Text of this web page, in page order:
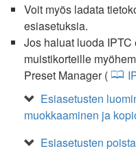
Voit myös ladata
esiasetuksia.
Jos haluat luoda
muistikorteille
Preset Manager (
Esiasetusten
muokkaaminen ja
Esiasetusten